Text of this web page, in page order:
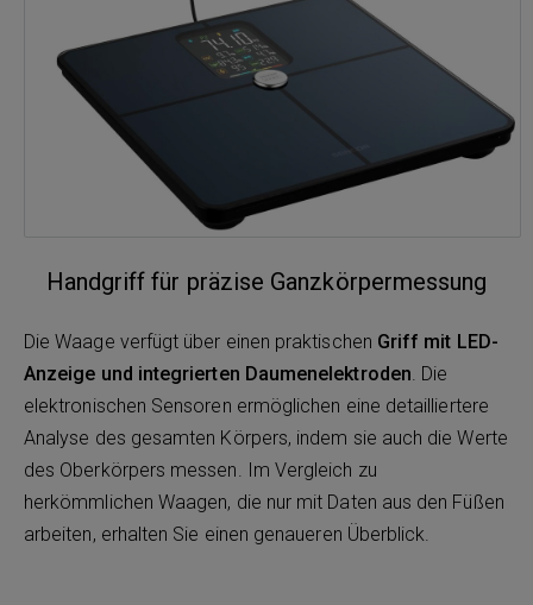
Handgriff für präzise Ganzkörpermessung
Die Waage verfügt über einen praktischen Griff mit LED-
Anzeige und integrierten Daumenelektroden. Die
elektronischen Sensoren ermöglichen eine detailliertere
Analyse des gesamten Körpers, indem sie auch die Werte
des Oberkörpers messen. Im Vergleich zu
herkömmlichen Waagen, die nur mit Daten aus den Füßen
arbeiten, erhalten Sie einen genaueren Überblick.